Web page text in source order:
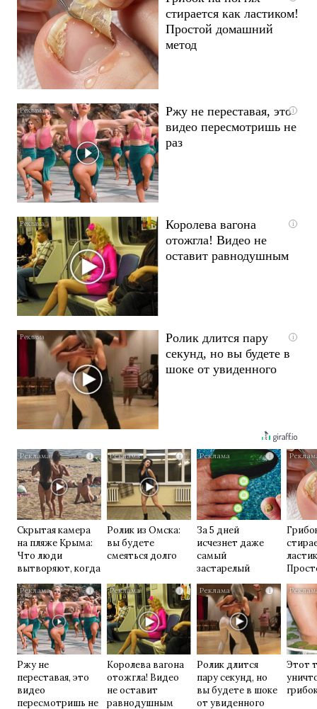
стирается как ластиком!
Простой домашний
метод
i
Ржу не переставая, это
видео пересмотришь не
раз
i
Королева вагона
отожгла! Видео не
оставит равнодушным
i
Ролик длится пару
секунд, но вы будете в
шоке от увиденного
i
Скрытая камера
на пляже Крыма:
Что люди
вытворяют, когда
их не видят...
i
Ролик из Омска:
вы будете
смеяться долго
i
За 5 дней
исчезнет даже
самый
застарелый
грибок: вот
хитрость
i
Ржу не
переставая, это
видео
пересмотришь не
i
Королева вагона
отожгла! Видео
не оставит
равнодушным
i
Ролик длится
пару секунд, но
вы будете в шоке
от увиденного
Этот